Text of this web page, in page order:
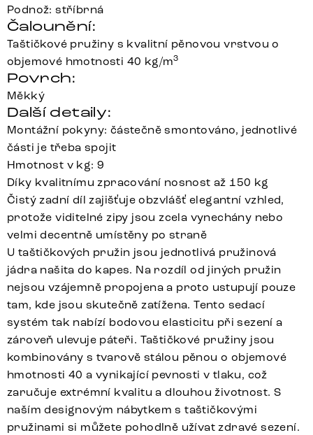
Podnož: stříbrná
Čalounění:
Taštičkové pružiny s kvalitní pěnovou vrstvou o
objemové hmotnosti 40 kg/m3
Povrch:
Měkký
Další detaily:
Montážní pokyny: částečně smontováno, jednotlivé
části je třeba spojit
Hmotnost v kg: 9
Díky kvalitnímu zpracování nosnost až 150 kg
Čistý zadní díl zajišťuje obzvlášť elegantní vzhled,
protože viditelné zipy jsou zcela vynechány nebo
velmi decentně umístěny po straně
U taštičkových pružin jsou jednotlivá pružinová
jádra našita do kapes. Na rozdíl od jiných pružin
nejsou vzájemně propojena a proto ustupují pouze
tam, kde jsou skutečně zatížena. Tento sedací
systém tak nabízí bodovou elasticitu při sezení a
zároveň ulevuje páteři. Taštičkové pružiny jsou
kombinovány s tvarově stálou pěnou o objemové
hmotnosti 40 a vynikající pevnosti v tlaku, což
zaručuje extrémní kvalitu a dlouhou životnost. S
naším designovým nábytkem s taštičkovými
pružinami si můžete pohodlně užívat zdravé sezení.